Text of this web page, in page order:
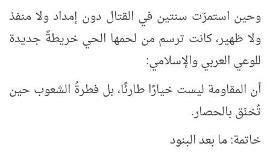
وحين استمرّت سنتين في القتال دون إمداد ولا منفذ
ولا ظهير، كانت ترسم من لحمها الحي خريطةً جديدة
للوعي العربي والإسلامي:
أن المقاومة ليست خيارًا طارئًا، بل فطرةُ الشعوب حين
تُخنَق بالحصار.
خاتمة: ما بعد البنود